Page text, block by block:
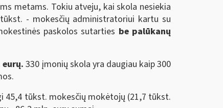
metams. Tokiu atveju, kai skola nesiekia
- mokesčių administratoriui kartu su
paskolos sutarties be palūkanų
330 įmonių skola yra daugiau kaip 300
45,4 tūkst. mokesčių mokėtojų (21,7 tūkst.